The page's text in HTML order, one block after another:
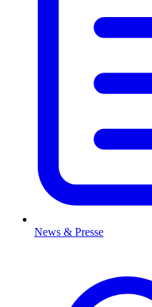
News & Presse